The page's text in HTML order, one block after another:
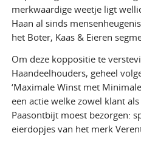
merkwaardige weetje ligt
Haan al sinds
het Boter, Kaas & Eieren
Om deze koppositie te
Haandeelhouders, geheel
‘Maximale Winst met
een actie welke zowel klant
Paasontbijt moest bezorgen:
eierdopjes van het merk